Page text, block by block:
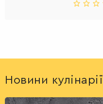
Новини кулінарії